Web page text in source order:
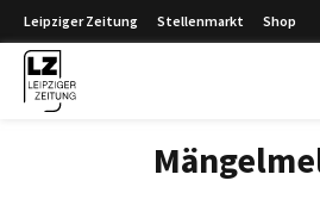
Leipziger Zeitung Stellenmarkt Shop